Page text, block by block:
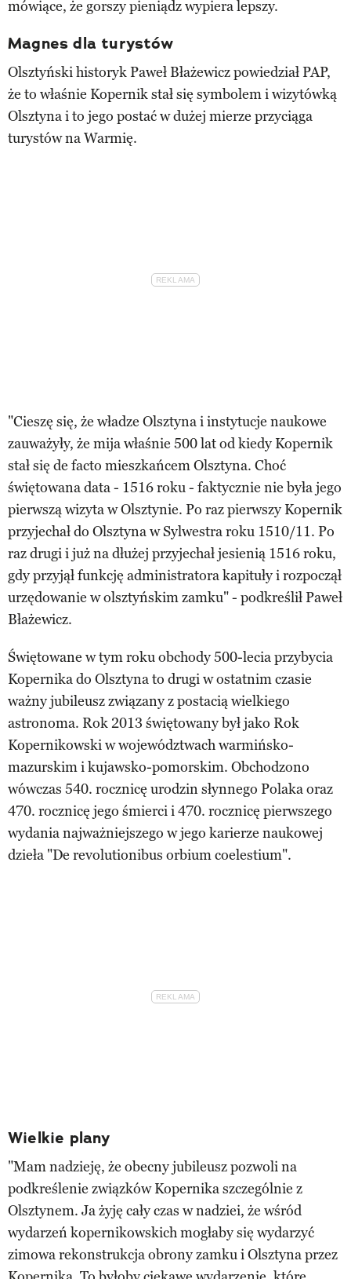
mówiące, że gorszy pieniądz wypiera lepszy.
Magnes dla turystów
Olsztyński historyk Paweł Błażewicz powiedział PAP,
że to właśnie Kopernik stał się symbolem i wizytówką
Olsztyna i to jego postać w dużej mierze przyciąga
turystów na Warmię.
"Cieszę się, że władze Olsztyna i instytucje naukowe
zauważyły, że mija właśnie 500 lat od kiedy Kopernik
stał się de facto mieszkańcem Olsztyna. Choć
świętowana data - 1516 roku - faktycznie nie była jego
pierwszą wizyta w Olsztynie. Po raz pierwszy Kopernik
przyjechał do Olsztyna w Sylwestra roku 1510/11. Po
raz drugi i już na dłużej przyjechał jesienią 1516 roku,
gdy przyjął funkcję administratora kapituły i rozpoczął
urzędowanie w olsztyńskim zamku" - podkreślił Paweł
Błażewicz.
Świętowane w tym roku obchody 500-lecia przybycia
Kopernika do Olsztyna to drugi w ostatnim czasie
ważny jubileusz związany z postacią wielkiego
astronoma. Rok 2013 świętowany był jako Rok
Kopernikowski w województwach warmińsko-
mazurskim i kujawsko-pomorskim. Obchodzono
wówczas 540. rocznicę urodzin słynnego Polaka oraz
470. rocznicę jego śmierci i 470. rocznicę pierwszego
wydania najważniejszego w jego karierze naukowej
dzieła "De revolutionibus orbium coelestium".
Wielkie plany
"Mam nadzieję, że obecny jubileusz pozwoli na
podkreślenie związków Kopernika szczególnie z
Olsztynem. Ja żyję cały czas w nadziei, że wśród
wydarzeń kopernikowskich mogłaby się wydarzyć
zimowa rekonstrukcja obrony zamku i Olsztyna przez